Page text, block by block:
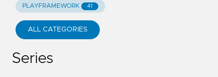
PLAYFRAMEWORK 41
ALL CATEGORIES
Series